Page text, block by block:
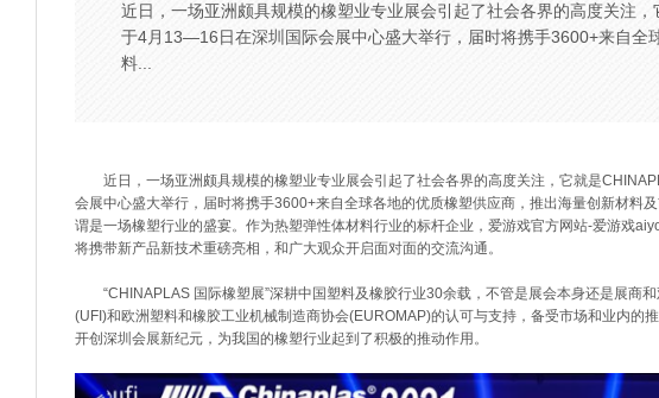
近日，一场亚洲颇具规模的橡塑业专业展会引起了社会各界的高度关注
于4月13—16日在深圳国际会展中心盛大举行，届时将携手3600+来自全
料...
近日，一场亚洲颇具规模的橡塑业专业展会引起了社会各界的高度关注，它就是
会展中心盛大举行，届时将携手3600+来自全球各地的优质橡塑供应商，推出海量创新材料
谓是一场橡塑行业的盛宴。作为热塑弹性体材料行业的标杆企业，爱游戏官方网站-爱游戏
将携带新产品新技术重磅亮相，和广大观众开启面对面的交流沟通。
“CHINAPLAS 国际橡塑展”深耕中国塑料及橡胶行业30余载，不管是展会本身还是展商
(UFI)和欧洲塑料和橡胶工业机械制造商协会(EUROMAP)的认可与支持，备受市场和业内的
开创深圳会展新纪元，为我国的橡塑行业起到了积极的推动作用。